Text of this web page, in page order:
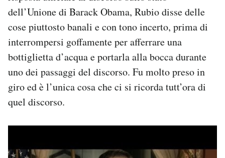
dell’Unione di Barack Obama, Rubio disse delle
cose piuttosto banali e con tono incerto, prima di
interrompersi goffamente per afferrare una
bottiglietta d’acqua e portarla alla bocca durante
uno dei passaggi del discorso. Fu molto preso in
giro ed è l’unica cosa che ci si ricorda tutt’ora di
quel discorso.